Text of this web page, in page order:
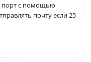
порт с помощью
почту если 25